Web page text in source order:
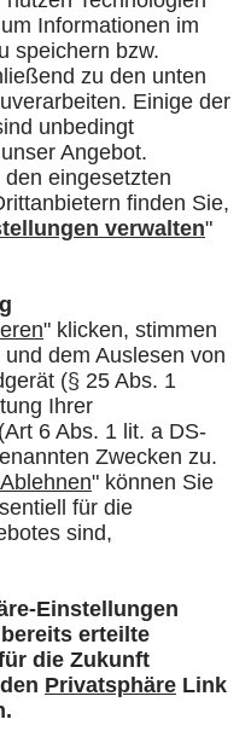
Jens Scholz
Verbands der
e.V.